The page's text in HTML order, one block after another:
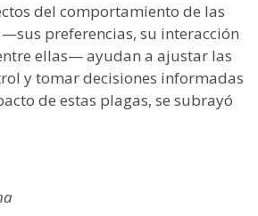
del comportamiento de las
preferencias, su interacción
ellas— ayudan a ajustar las
y tomar decisiones informadas
de estas plagas, se subrayó